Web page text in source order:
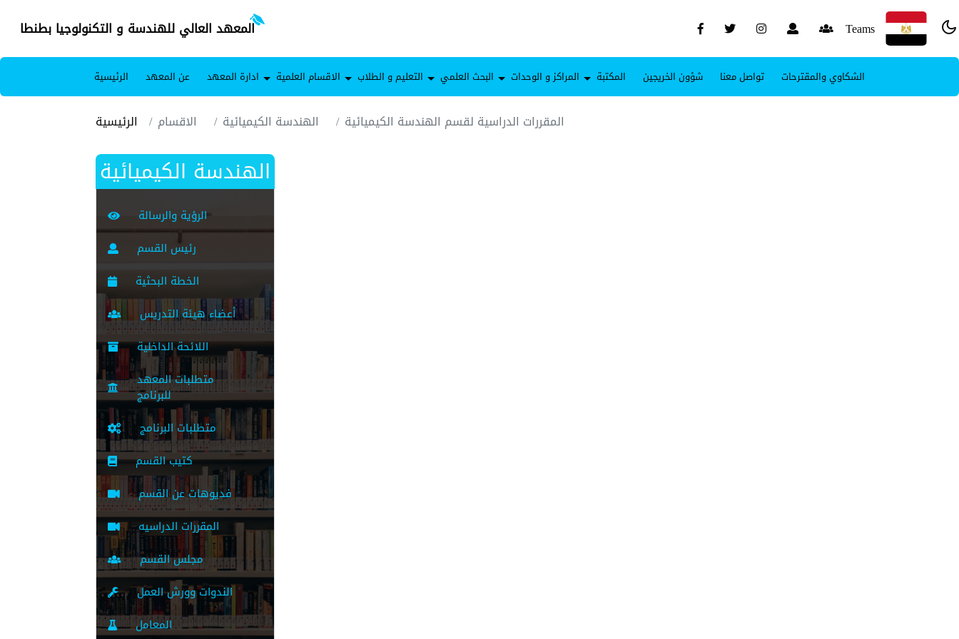
المعهد العالي للهندسة و التكنولوجيا بطنطا Teams
الرئيسية عن المعهد ادارة المعهد الاقسام العلمية التعليم و الطلاب البحث العلمي المراكز و الوحدات المكتبة شؤون الخريجين تواصل معنا الشكاوي والمقترحات
الرئيسية الاقسام الهندسة الكيميائية المقررات الدراسية لقسم الهندسة الكيميائية
الهندسة الكيميائية
الرؤية والرسالة
رئيس القسم
الخطة البحثية
أعضاء هيئة التدريس
اللائحة الداخلية
متطلبات المعهد
للبرنامج
متطلبات البرنامج
كتيب القسم
فديوهات عن القسم
المقررات الدراسيه
مجلس القسم
الندوات وورش العمل
المعامل